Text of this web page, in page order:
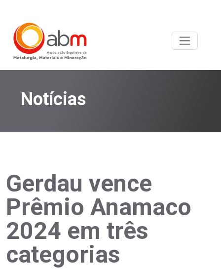
Notícias
Gerdau vence
Prêmio Anamaco
2024 em três
categorias